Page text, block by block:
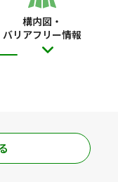
構内図・
バリアフリー情報